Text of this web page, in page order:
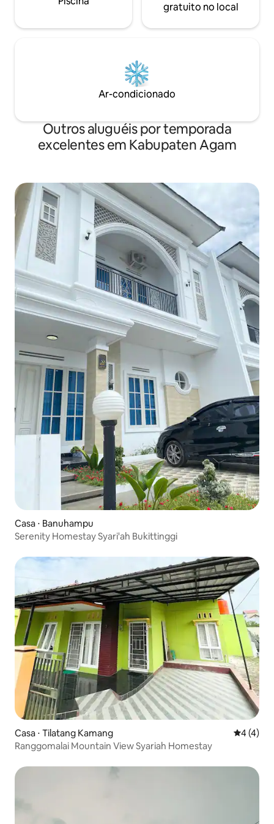
gratuito no local
Ar-condicionado
Outros aluguéis por temporada
excelentes em Kabupaten Agam
Casa ⋅ Banuhampu
Serenity Homestay Syari'ah Bukittinggi
Casa ⋅ Tilatang Kamang 4 de
4 (4)
Ranggomalai Mountain View Syariah Homestay